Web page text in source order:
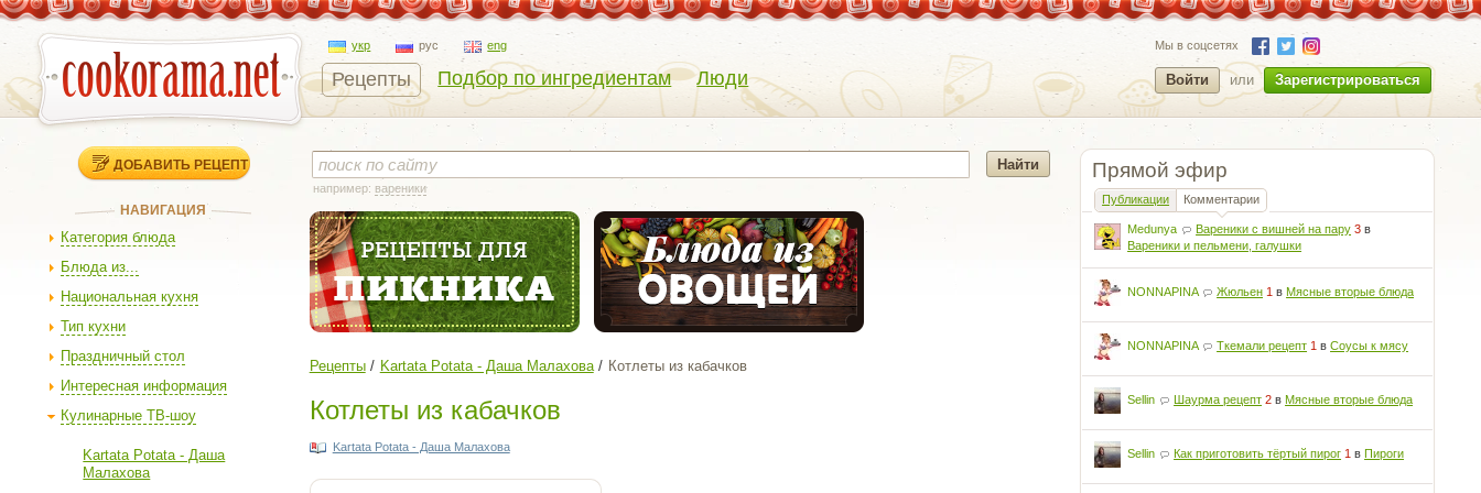
укр рус eng
Рецепты Подбор по ингредиентам Люди
Мы в соцсетях
Войти или Зарегистрироваться
ДОБАВИТЬ РЕЦЕПТ
НАВИГАЦИЯ
Категория блюда
Блюда из...
Национальная кухня
Тип кухни
Праздничный стол
Интересная информация
Кулинарные ТВ-шоу
Kartata Potata - Даша
Малахова
Прямой эфир
Публикации Комментарии
Medunya Вареники с вишней на пару 3 в
Вареники и пельмени, галушки
NONNAPINA Жюльен 1 вМясные вторые блюда
NONNAPINA Ткемали рецепт 1 вСоусы к мясу
Sellin Шаурма рецепт 2 вМясные вторые блюда
Sellin Как приготовить тёртый пирог 1 вПироги
например: вареники
Рецепты Kartata Potata - Даша Малахова Котлеты из кабачков
Котлеты из кабачков
Kartata Potata - Даша Малахова